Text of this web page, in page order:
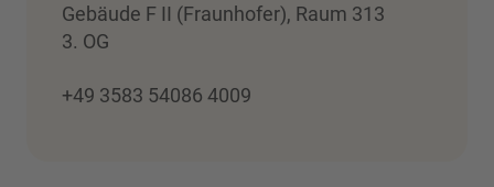
Gebäude F II (Fraunhofer), Raum 313
3. OG
+49 3583 54086 4009